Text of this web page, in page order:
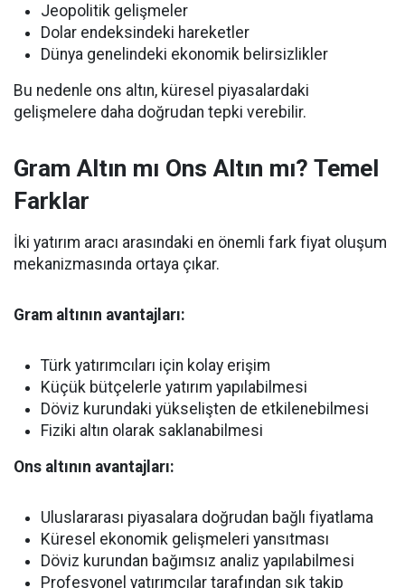
Jeopolitik gelişmeler
Dolar endeksindeki hareketler
Dünya genelindeki ekonomik belirsizlikler
Bu nedenle ons altın, küresel piyasalardaki
gelişmelere daha doğrudan tepki verebilir.
Gram Altın mı Ons Altın mı? Temel
Farklar
İki yatırım aracı arasındaki en önemli fark fiyat oluşum
mekanizmasında ortaya çıkar.
Gram altının avantajları:
Türk yatırımcıları için kolay erişim
Küçük bütçelerle yatırım yapılabilmesi
Döviz kurundaki yükselişten de etkilenebilmesi
Fiziki altın olarak saklanabilmesi
Ons altının avantajları:
Uluslararası piyasalara doğrudan bağlı fiyatlama
Küresel ekonomik gelişmeleri yansıtması
Döviz kurundan bağımsız analiz yapılabilmesi
Profesyonel yatırımcılar tarafından sık takip